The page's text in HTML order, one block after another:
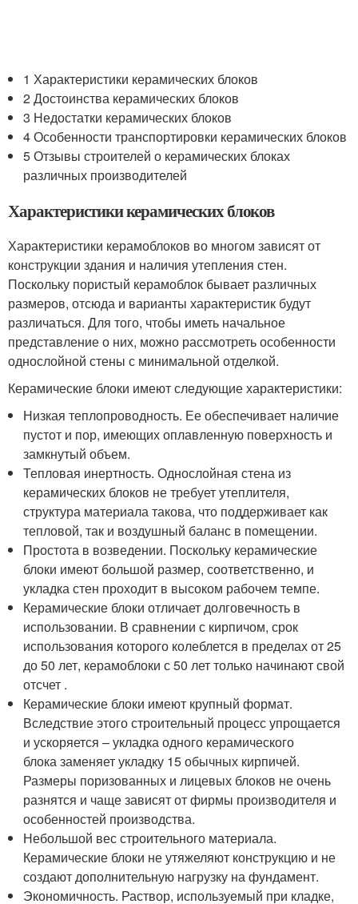
1 Характеристики керамических блоков
2 Достоинства керамических блоков
3 Недостатки керамических блоков
4 Особенности транспортировки керамических блоков
5 Отзывы строителей о керамических блоках
различных производителей
Характеристики керамических блоков
Характеристики керамоблоков во многом зависят от
конструкции здания и наличия утепления стен.
Поскольку пористый керамоблок бывает различных
размеров, отсюда и варианты характеристик будут
различаться. Для того, чтобы иметь начальное
представление о них, можно рассмотреть особенности
однослойной стены с минимальной отделкой.
Керамические блоки имеют следующие характеристики:
Низкая теплопроводность. Ее обеспечивает наличие
пустот и пор, имеющих оплавленную поверхность и
замкнутый объем.
Тепловая инертность. Однослойная стена из
керамических блоков не требует утеплителя,
структура материала такова, что поддерживает как
тепловой, так и воздушный баланс в помещении.
Простота в возведении. Поскольку керамические
блоки имеют большой размер, соответственно, и
укладка стен проходит в высоком рабочем темпе.
Керамические блоки отличает долговечность в
использовании. В сравнении с кирпичом, срок
использования которого колеблется в пределах от 25
до 50 лет, керамоблоки с 50 лет только начинают свой
отсчет .
Керамические блоки имеют крупный формат.
Вследствие этого строительный процесс упрощается
и ускоряется – укладка одного керамического
блока заменяет укладку 15 обычных кирпичей.
Размеры поризованных и лицевых блоков не очень
разнятся и чаще зависят от фирмы производителя и
особенностей производства.
Небольшой вес строительного материала.
Керамические блоки не утяжеляют конструкцию и не
создают дополнительную нагрузку на фундамент.
Экономичность. Раствор, используемый при кладке,